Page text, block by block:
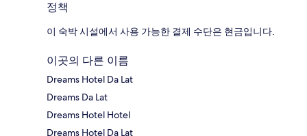
정책
이 숙박 시설에서 사용 가능한 결제 수단은 현금입니다.
이곳의 다른 이름
Dreams Hotel Da Lat
Dreams Da Lat
Dreams Hotel Hotel
Dreams Hotel Da Lat